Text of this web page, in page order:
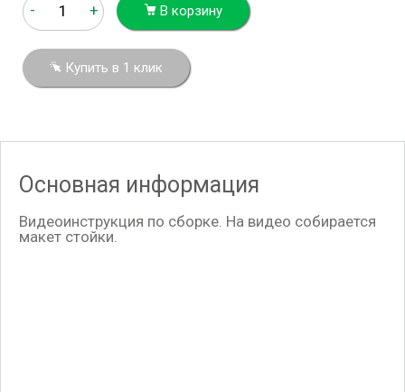
- + В корзину
Купить в 1 клик
Основная информация
Видеоинструкция по сборке. На видео собирается
макет стойки.